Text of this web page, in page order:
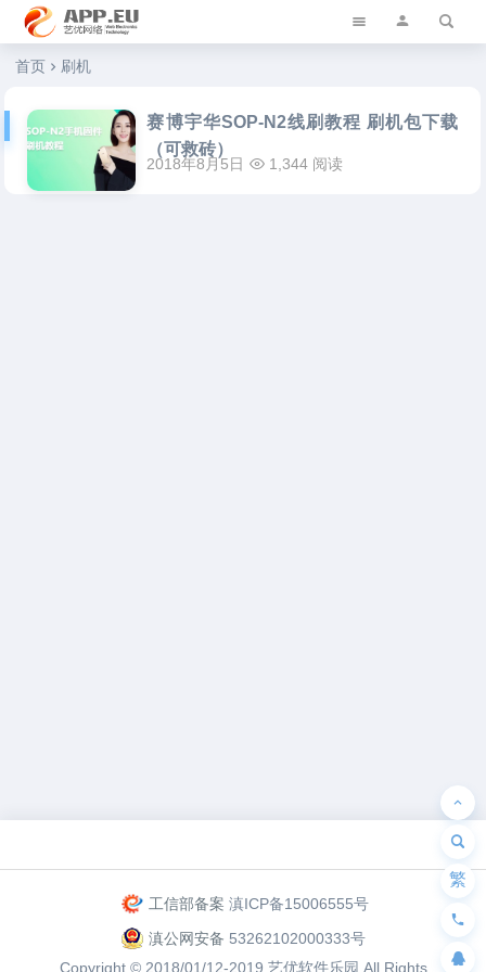
艺优软件乐园
首页 刷机
赛博宇华SOP-N2线刷教程 刷机包下载
（可救砖）
2018年8月5日 1,344 阅读
工信部备案 滇ICP备15006555号
滇公网安备 53262102000333号
Copyright © 2018/01/12-2019 艺优软件乐园 All Rights
繁